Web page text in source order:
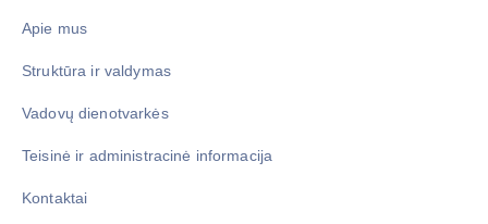
Apie mus
Struktūra ir valdymas
Vadovų dienotvarkės
Teisinė ir administracinė informacija
Kontaktai